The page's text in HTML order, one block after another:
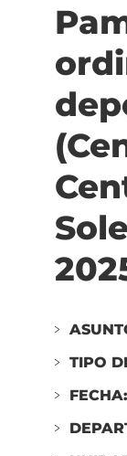
TIPO
FECHA: